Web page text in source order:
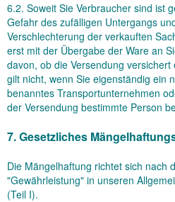
6.2. Soweit Sie Verbraucher sind ist
Gefahr des zufälligen Untergangs
Verschlechterung der verkauften
erst mit der Übergabe der Ware an
davon, ob die Versendung
gilt nicht, wenn Sie eigenständig ein
benanntes Transportunternehmen
der Versendung bestimmte Person
7. Gesetzliches
Die Mängelhaftung richtet sich nach
"Gewährleistung" in unseren
(Teil I).